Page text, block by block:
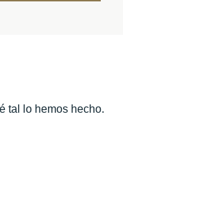
tal lo hemos hecho.